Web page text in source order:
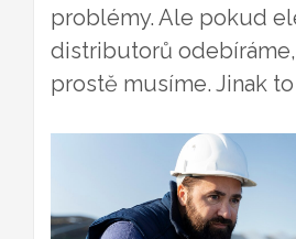
problémy. Ale pokud
distributorů
prostě musíme. Jinak